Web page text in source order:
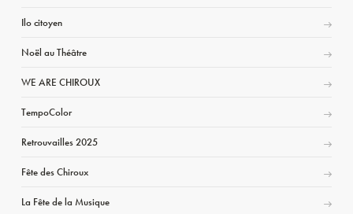
Ilo citoyen
Noël au Théâtre
WE ARE CHIROUX
TempoColor
Retrouvailles 2025
Fête des Chiroux
La Fête de la Musique